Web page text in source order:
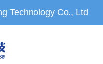
Technology Co., Ltd